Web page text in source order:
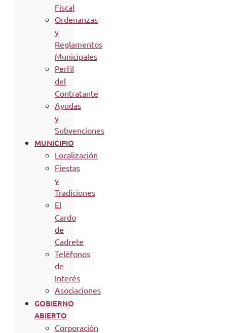
Fiscal
Ordenanzas
y
Reglamentos
Municipales
Perfil
del
Contratante
Ayudas
y
Subvenciones
MUNICIPIO
Localización
Fiestas
y
Tradiciones
El
Cardo
de
Cadrete
Teléfonos
de
Interés
Asociaciones
GOBIERNO
ABIERTO
Corporación